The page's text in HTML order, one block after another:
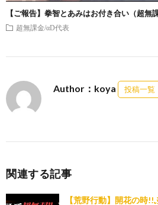
【ご報告】拳智とあみはお付き合い（超無
超無課金/αD代表
Author：koya 投稿一覧
関連する記事
【荒野行動】開花の時